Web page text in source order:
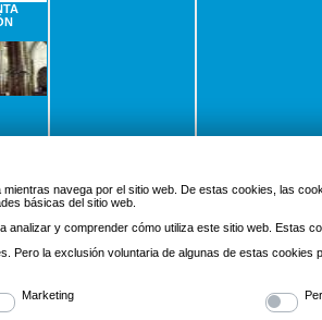
SER
1 2
Miercoles
navega por el sitio web. De estas cookies, las
básicas del sitio web.
analizar y comprender cómo utiliza este sitio web. Estas
Pero la exclusión voluntaria de algunas de estas cookies
Marketing